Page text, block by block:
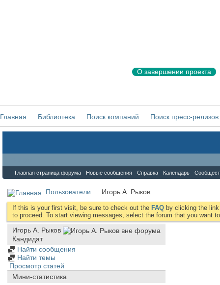
О завершении проекта
Главная Библиотека Поиск компаний Поиск пресс-релизов
Главная страница форума Новые сообщения Справка Календарь
Пользователи Игорь А. Рыков
If this is your first visit, be sure to check out the FAQ by clicking the
to proceed. To start viewing messages, select the forum that you want
Игорь А. Рыков
Кандидат
Найти сообщения
Найти темы
Просмотр статей
Мини-статистика